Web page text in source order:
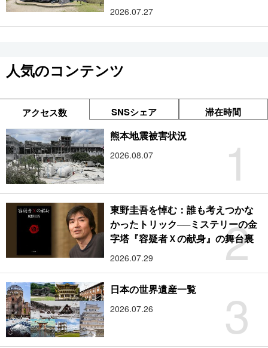
2026.07.27
人気のコンテンツ
アクセス数 SNSシェア 滞在時間
1
熊本地震被害状況
2026.08.07
2
東野圭吾を悼む：誰も考えつかな
かったトリック──ミステリーの金
字塔『容疑者Ｘの献身』の舞台裏
2026.07.29
3
日本の世界遺産一覧
2026.07.26